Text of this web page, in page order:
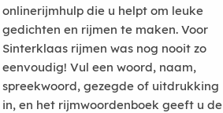
onlinerijmhulp die u helpt om leuke
gedichten en rijmen te maken. Voor
Sinterklaas rijmen was nog nooit zo
eenvoudig! Vul een woord, naam,
spreekwoord, gezegde of uitdrukking
in, en het rijmwoordenboek geeft u de